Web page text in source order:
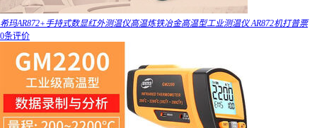
希玛AR872+手持式数显红外测温仪高温炼铁冶金高温型工业测温仪 AR872机打普票
0条评价